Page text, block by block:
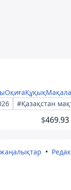
ОқиғаҚұқық
#Қазақстан
$469.93